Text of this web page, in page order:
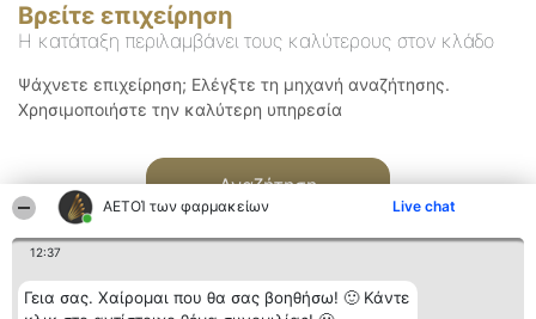
ΑΕΤΟΊ των φαρμακείων Live chat
12:37
Γεια σας. Χαίρομαι που θα σας βοηθήσω! 🙂 Κάντε
Βρείτε επιχείρηση
Η κατάταξη περιλαμβάνει τους καλύτερους στον κλάδο
Ψάχνετε επιχείρηση; Ελέγξτε τη μηχανή αναζήτησης.
Χρησιμοποιήστε την καλύτερη υπηρεσία
Αναζήτηση